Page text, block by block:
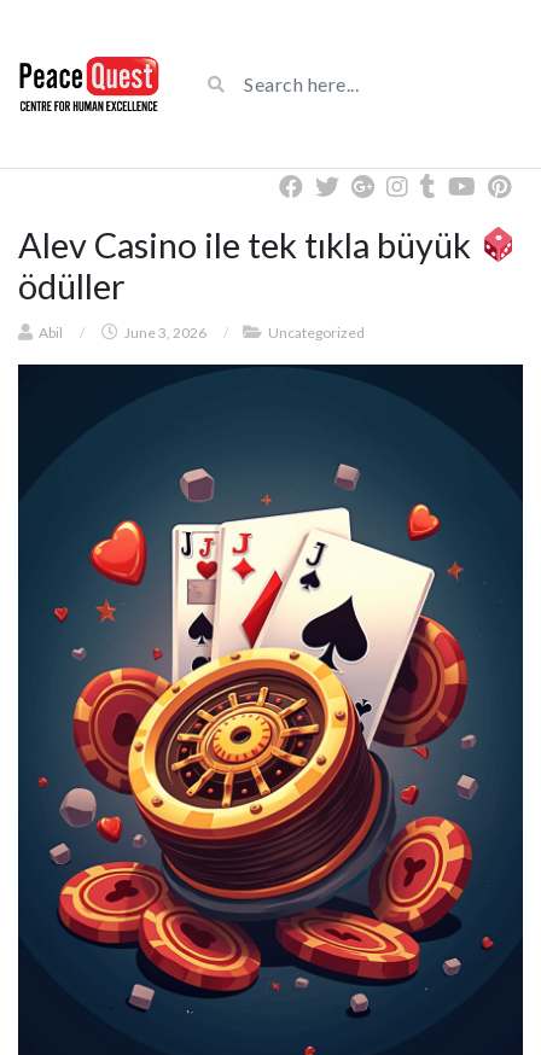
Alev Casino ile tek tıkla büyük
ödüller
Abil / June 3, 2026 / Uncategorized